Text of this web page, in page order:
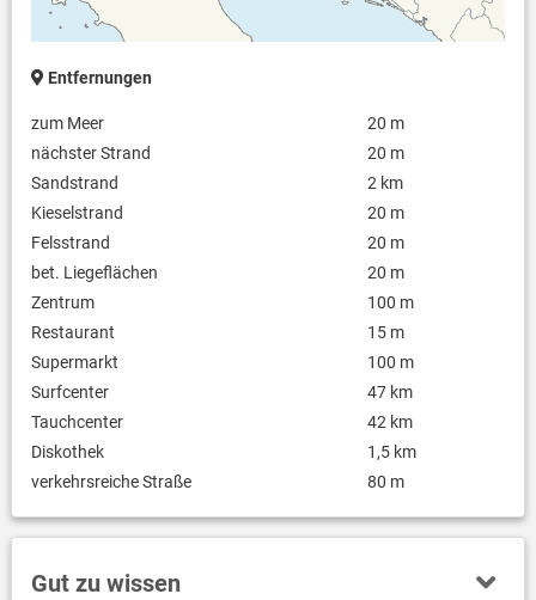
Entfernungen
zum Meer
20 m
nächster Strand
20 m
Sandstrand
2 km
Kieselstrand
20 m
Felsstrand
20 m
bet. Liegeflächen
20 m
Zentrum
100 m
Restaurant
15 m
Supermarkt
100 m
Surfcenter
47 km
Tauchcenter
42 km
Diskothek
1,5 km
verkehrsreiche Straße
80 m
Gut zu wissen